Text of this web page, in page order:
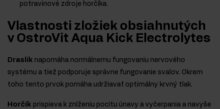
potravinové zdroje horčíka.
Vlastnosti zložiek obsiahnutých
v OstroVit Aqua Kick Electrolytes
Draslík napomáha normálnemu fungovaniu nervového
systému a tiež podporuje správne fungovanie svalov. Okrem
toho tento prvok pomáha udržiavať optimálny krvný tlak.
Horčík prispieva k zníženiu pocitu únavy a vyčerpania a navyše